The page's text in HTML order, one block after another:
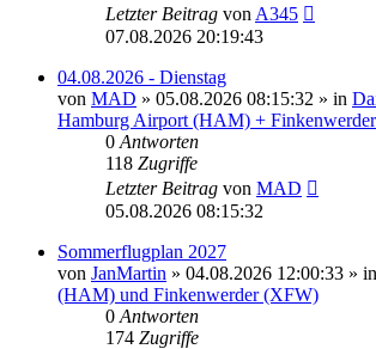
Letzter Beitrag von A345
07.08.2026 20:19:43
04.08.2026 - Dienstag
von MAD » 05.08.2026 08:15:32 » in
Hamburg Airport (HAM) +
0 Antworten
118 Zugriffe
Letzter Beitrag von MAD
05.08.2026 08:15:32
Sommerflugplan 2027
von JanMartin » 04.08.2026 12:00:33 » in
(HAM) und Finkenwerder (XFW)
0 Antworten
174 Zugriffe